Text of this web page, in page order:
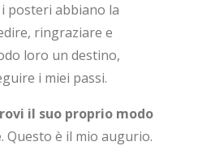
posteri abbiano la
ringraziare e
loro un destino,
i miei passi.
il suo proprio modo
. Questo è il mio augurio.